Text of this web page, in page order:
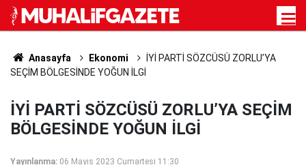
Anasayfa Ekonomi
İYİ PARTİ SÖZCÜSÜ ZORLU’YA
SEÇİM BÖLGESİNDE YOĞUN İLGİ
İYİ PARTİ SÖZCÜSÜ ZORLU’YA SEÇİM
BÖLGESİNDE YOĞUN İLGİ
Yayınlanma: 06 Mayıs 2023 Cumartesi 11:30